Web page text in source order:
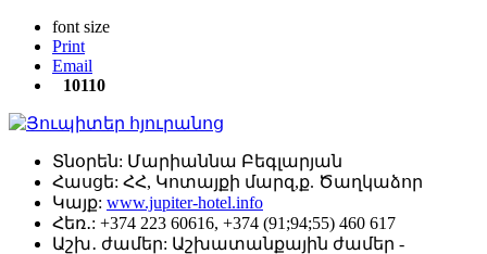
font size
Print
Email
10110
Տնօրեն: Մարիաննա Բեգլարյան
Հասցե: ՀՀ, Կոտայքի մարզ,ք. Ծաղկաձոր
Կայք: www.jupiter-hotel.info
Հեռ․: +374 223 60616, +374 (91;94;55) 460 617
Աշխ․ ժամեր: Աշխատանքային ժամեր -